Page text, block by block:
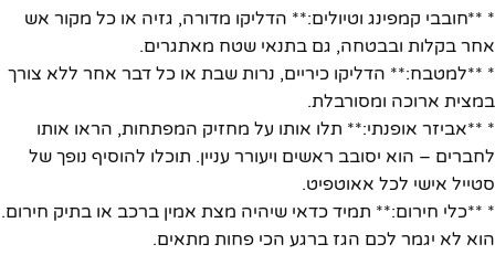
* **חובבי קמפינג וטיולים:** הדליקו מדורה, גזיה או כל מקור אש
אחר בקלות ובבטחה, גם בתנאי שטח מאתגרים.
* **למטבח:** הדליקו כיריים, נרות שבת או כל דבר אחר ללא צורך
במצית ארוכה ומסורבלת.
* **אביזר אופנתי:** תלו אותו על מחזיק המפתחות, הראו אותו
לחברים – הוא יסובב ראשים ויעורר עניין. תוכלו להוסיף נופך של
סטייל אישי לכל אאוטפיט.
* **כלי חירום:** תמיד כדאי שיהיה מצת אמין ברכב או בתיק חירום.
הוא לא יגמר לכם הגז ברגע הכי פחות מתאים.